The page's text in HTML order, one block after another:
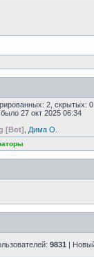
2, скрытых:
27 окт 2025 06:34
[Bot] Дима О.
9831 |